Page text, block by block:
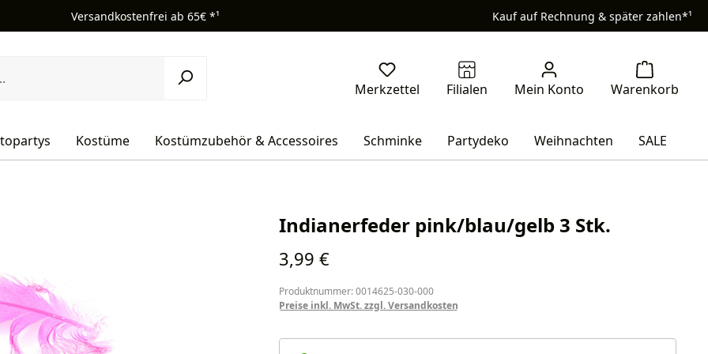
Versandkostenfrei ab 65€ *¹ Kauf auf Rechnung & später zahlen*¹
Kostüme Kostümzubehör & Accessoires Schminke Partydeko Weihnachten SALE
Indianerfeder pink/blau/gelb 3 Stk.
Regulärer Preis:
3,99 €
Produktnummer: 0014625-030-000
Preise inkl. MwSt. zzgl. Versandkosten